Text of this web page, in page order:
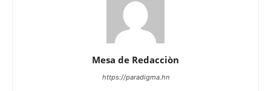
Mesa de Redacciòn
https://paradigma.hn